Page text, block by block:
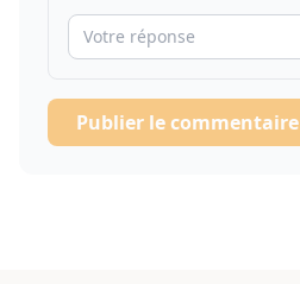
Publier le commentaire